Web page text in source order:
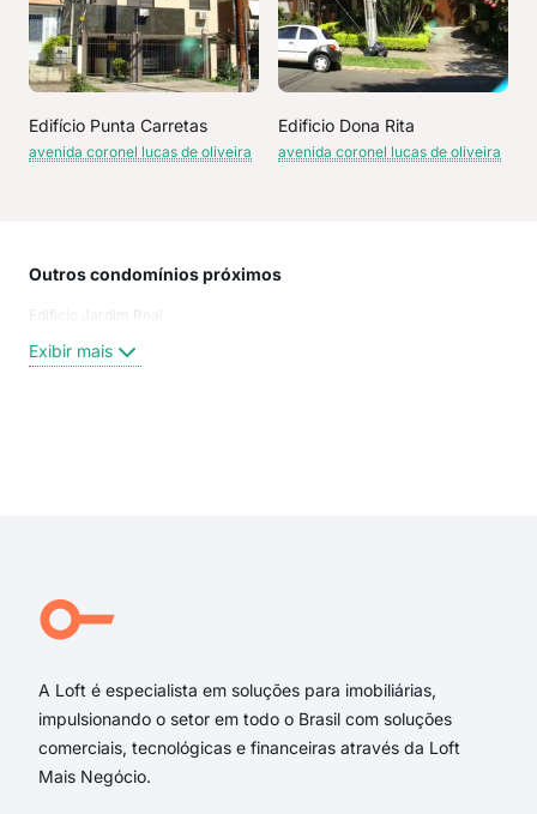
Edifício Punta Carretas
avenida coronel lucas de oliveira
Edificio Dona Rita
avenida coronel lucas de oliveira
Outros condomínios próximos
Edificio Jardim Real
Exibir mais
A Loft é especialista em soluções para imobiliárias,
impulsionando o setor em todo o Brasil com soluções
comerciais, tecnológicas e financeiras através da Loft
Mais Negócio.